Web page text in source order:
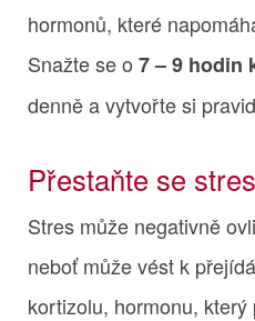
hormonů, které
Snažte se o 7 – 9 hodin
denně a vytvořte si
Přestaňte se
Stres může negativně
neboť může vést k
kortizolu, hormonu,